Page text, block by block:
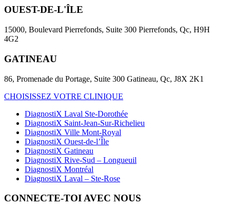
OUEST-DE-L'ÎLE
15000, Boulevard Pierrefonds, Suite 300 Pierrefonds, Qc, H9H
4G2
GATINEAU
86, Promenade du Portage, Suite 300 Gatineau, Qc, J8X 2K1
CHOISISSEZ VOTRE CLINIQUE
DiagnostiX Laval Ste-Dorothée
DiagnostiX Saint-Jean-Sur-Richelieu
DiagnostiX Ville Mont-Royal
DiagnostiX Ouest-de-l’Île
DiagnostiX Gatineau
DiagnostiX Rive-Sud – Longueuil
DiagnostiX Montréal
DiagnostiX Laval – Ste-Rose
CONNECTE-TOI AVEC NOUS